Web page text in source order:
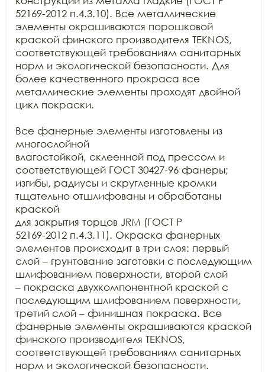
52169-2012 п.4.3.10). Все металлические
элементы окрашиваются порошковой
краской финского производителя TEKNOS,
соответствующей требованиям санитарных
норм и экологической безопасности. Для
более качественного прокраса все
металлические элементы проходят двойной
цикл покраски.
Все фанерные элементы изготовлены из
многослойной
влагостойкой, склеенной под прессом и
соответствующей ГОСТ 30427-96 фанеры;
изгибы, радиусы и скругленные кромки
тщательно отшлифованы и обработаны
краской
для закрытия торцов JRM (ГОСТ Р
52169-2012 п.4.3.11). Окраска фанерных
элементов происходит в три слоя: первый
слой – грунтование заготовки с последующим
шлифованием поверхности, второй слой
– покраска двухкомпонентной краской с
последующим шлифованием поверхности,
третий слой – финишная покраска. Все
фанерные элементы окрашиваются краской
финского производителя TEKNOS,
соответствующей требованиям санитарных
норм и экологической безопасности.